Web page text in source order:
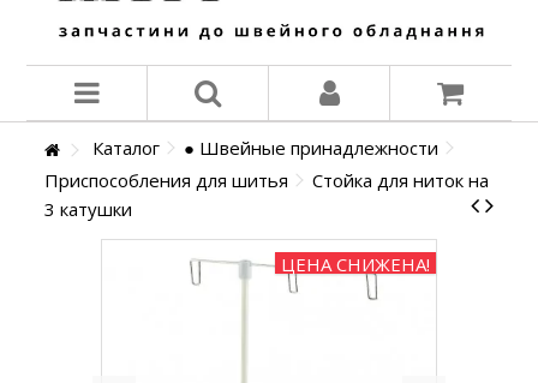
Каталог
● Швейные принадлежности
Приспособления для шитья
Стойка для ниток на
3 катушки
ЦЕНА СНИЖЕНА!